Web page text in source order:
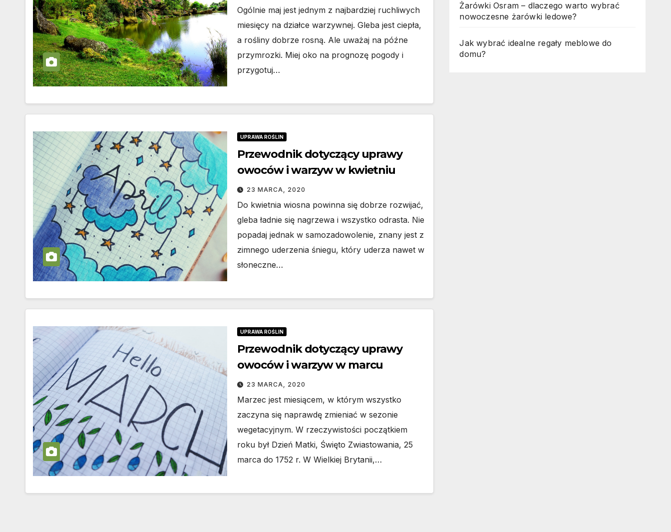
Ogólnie maj jest jednym z najbardziej ruchliwych
miesięcy na działce warzywnej. Gleba jest ciepła,
a rośliny dobrze rosną. Ale uważaj na późne
przymrozki. Miej oko na prognozę pogody i
przygotuj…
UPRAWA ROŚLIN
Przewodnik dotyczący uprawy
owoców i warzyw w kwietniu
23 MARCA, 2020
Do kwietnia wiosna powinna się dobrze rozwijać,
gleba ładnie się nagrzewa i wszystko odrasta. Nie
popadaj jednak w samozadowolenie, znany jest z
zimnego uderzenia śniegu, który uderza nawet w
słoneczne…
UPRAWA ROŚLIN
Przewodnik dotyczący uprawy
owoców i warzyw w marcu
23 MARCA, 2020
Marzec jest miesiącem, w którym wszystko
zaczyna się naprawdę zmieniać w sezonie
wegetacyjnym. W rzeczywistości początkiem
roku był Dzień Matki, Święto Zwiastowania, 25
marca do 1752 r. W Wielkiej Brytanii,…
Żarówki Osram – dlaczego warto wybrać
nowoczesne żarówki ledowe?
Jak wybrać idealne regały meblowe do
domu?